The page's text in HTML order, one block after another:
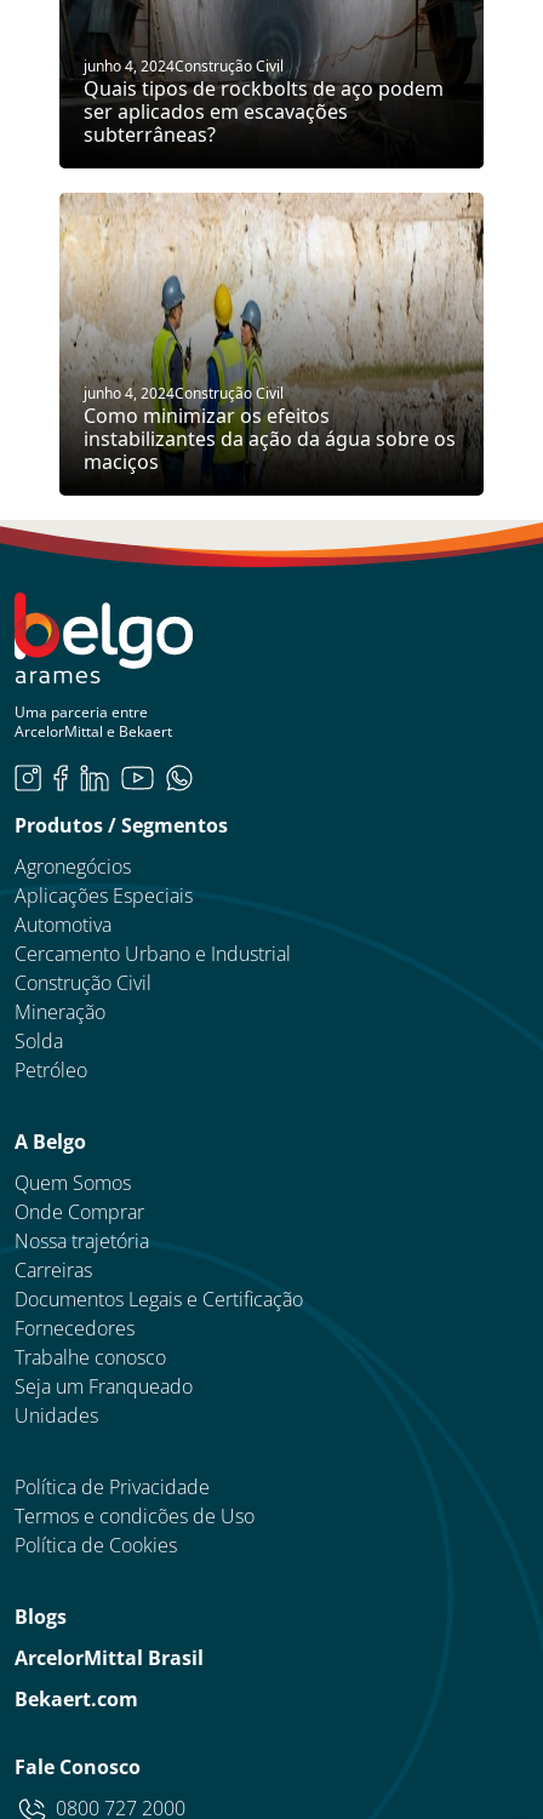
junho 4, 2024Construção Civil
Quais tipos de rockbolts de aço podem
ser aplicados em escavações
subterrâneas?
junho 4, 2024Construção Civil
Como minimizar os efeitos
instabilizantes da ação da água sobre os
maciços
Uma parceria entre
ArcelorMittal e Bekaert
Produtos / Segmentos
Agronegócios
Aplicações Especiais
Automotiva
Cercamento Urbano e Industrial
Construção Civil
Mineração
Solda
Petróleo
A Belgo
Quem Somos
Onde Comprar
Nossa trajetória
Carreiras
Documentos Legais e Certificação
Fornecedores
Trabalhe conosco
Seja um Franqueado
Unidades
Política de Privacidade
Termos e condicões de Uso
Política de Cookies
Blogs
ArcelorMittal Brasil
Bekaert.com
Fale Conosco
0800 727 2000